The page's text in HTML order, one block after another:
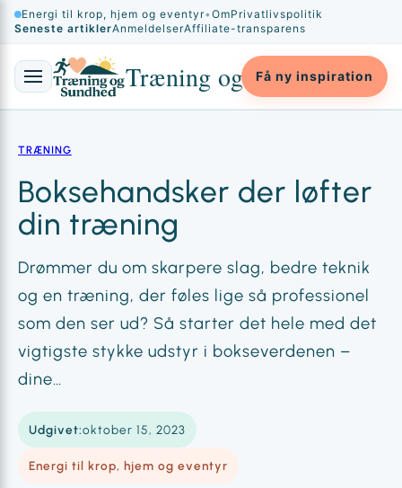
SpringEnergi til krop, hjem og eventyr• OmPrivatlivspolitik
Seneste artiklerAnmeldelserAffiliate-transparens
Træning og Sundhed
Få ny inspiration
TRÆNING
Boksehandsker der løfter
din træning
Drømmer du om skarpere slag, bedre teknik
og en træning, der føles lige så professionel
som den ser ud? Så starter det hele med det
vigtigste stykke udstyr i bokseverdenen –
dine…
Udgivet:oktober 15, 2023
Energi til krop, hjem og eventyr